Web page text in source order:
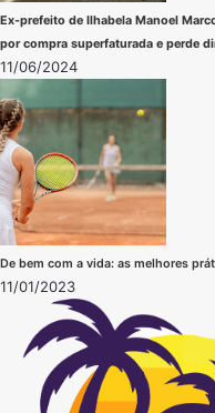
Ex-prefeito de Ilhabela Manoel
por compra superfaturada e perde
11/06/2024
De bem com a vida: as melhores
11/01/2023